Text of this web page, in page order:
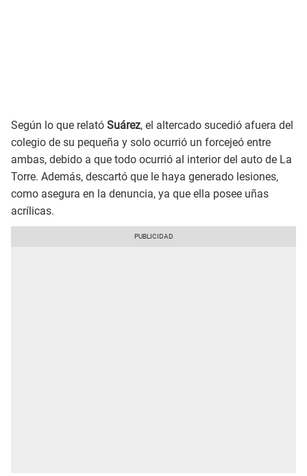
Según lo que relató Suárez, el altercado sucedió afuera del
colegio de su pequeña y solo ocurrió un forcejeó entre
ambas, debido a que todo ocurrió al interior del auto de La
Torre. Además, descartó que le haya generado lesiones,
como asegura en la denuncia, ya que ella posee uñas
acrílicas.